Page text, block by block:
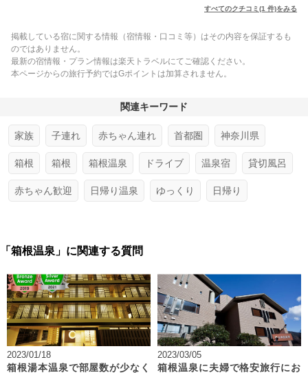
すべてのクチコミ(1 件)をみる
掲載している宿に関する情報（宿情報・口コミ等）はその内容を保証するも
のではありません。
最新の宿情報・プラン情報は楽天トラベルにてご確認ください。
本ページからの旅行予約ではGポイントは加算されません。
関連キーワード
家族 子連れ 赤ちゃん連れ 首都圏 神奈川県
箱根 箱根 箱根温泉 ドライブ 温泉宿 貸切風呂
赤ちゃん歓迎 日帰り温泉 ゆっくり 日帰り
「箱根温泉」に関連する質問
2023/01/18
箱根湯本温泉で部屋数が少なく
2023/03/05
箱根温泉に夫婦で格安旅行にお